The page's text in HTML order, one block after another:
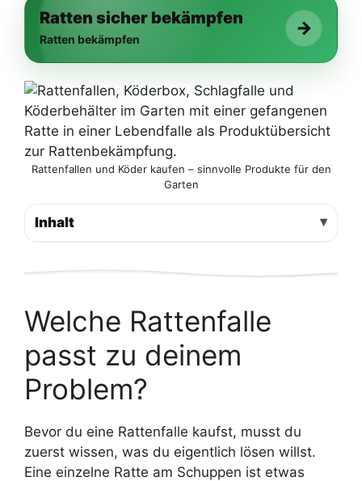
Ratten sicher bekämpfen
Ratten bekämpfen
→
Rattenfallen und Köder kaufen – sinnvolle Produkte für den
Garten
Inhalt
Welche Rattenfalle
passt zu deinem
Problem?
Bevor du eine Rattenfalle kaufst, musst du
zuerst wissen, was du eigentlich lösen willst.
Eine einzelne Ratte am Schuppen ist etwas